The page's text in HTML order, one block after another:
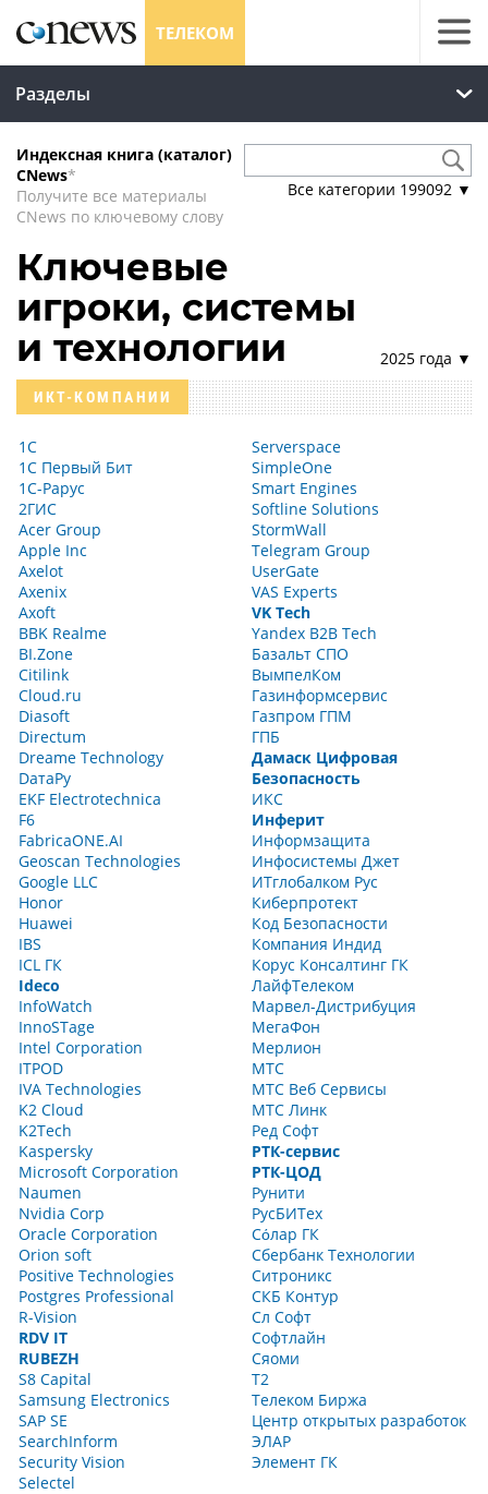
ТЕЛЕКОМ
Разделы
Индексная книга (каталог)
CNews*
Получите все материалы
CNews по ключевому слову
Все категории 199092 ▼
Ключевые
игроки, системы
и технологии
2025 года ▼
ИКТ-КОМПАНИИ
1С
1С Первый Бит
1С-Рарус
2ГИС
Acer Group
Apple Inc
Axelot
Axenix
Axoft
BBK Realme
BI.Zone
Citilink
Cloud.ru
Diasoft
Directum
Dreame Technology
DатаРу
EKF Electrotechnica
F6
FabricaONE.AI
Geoscan Technologies
Google LLC
Honor
Huawei
IBS
ICL ГК
Ideco
InfoWatch
InnoSTage
Intel Corporation
ITPOD
IVA Technologies
K2 Cloud
K2Tech
Kaspersky
Microsoft Corporation
Naumen
Nvidia Corp
Oracle Corporation
Orion soft
Positive Technologies
Postgres Professional
R-Vision
RDV IT
RUBEZH
S8 Capital
Samsung Electronics
SAP SE
SearchInform
Security Vision
Selectel
Serverspace
SimpleOne
Smart Engines
Softline Solutions
StormWall
Telegram Group
UserGate
VAS Experts
VK Tech
Yandex B2B Tech
Базальт СПО
ВымпелКом
Газинформсервис
Газпром ГПМ
ГПБ
Дамаск Цифровая
Безопасность
ИКС
Инферит
Информзащита
Инфосистемы Джет
ИТглобалком Рус
Киберпротект
Код Безопасности
Компания Индид
Корус Консалтинг ГК
ЛайфТелеком
Марвел-Дистрибуция
МегаФон
Мерлион
МТС
МТС Веб Сервисы
МТС Линк
Ред Софт
РТК-сервис
РТК-ЦОД
Рунити
РусБИТех
Сόлар ГК
Сбербанк Технологии
Ситроникс
СКБ Контур
Сл Софт
Софтлайн
Сяоми
Т2
Телеком Биржа
Центр открытых разработок
ЭЛАР
Элемент ГК